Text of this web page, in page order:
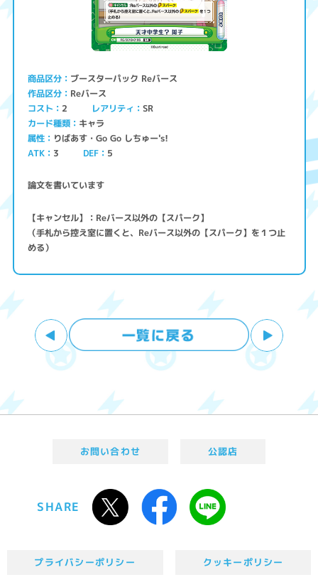
商品区分 ブースターパック Reバース
作品区分 Reバース
コスト 2 レアリティ SR
カード種類 キャラ
属性 りばあす・Go Go しちゅー's!
ATK 3 DEF 5
論文を書いています
【キャンセル】：Reバース以外の【スパーク】
（手札から控え室に置くと、Reバース以外の【スパーク】を１つ止
める）
お問い合わせ 公認店
SHARE
プライバシーポリシー クッキーポリシー